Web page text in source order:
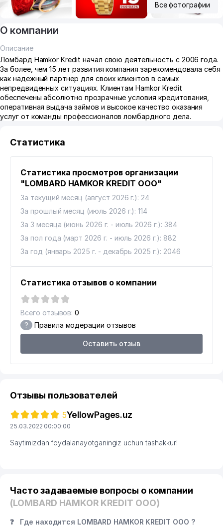
Все фотографии
О компании
Описание
Ломбард Hamkor Kredit начал свою деятельность с 2006 года.
За более, чем 15 лет развития компания зарекомендовала себя
как надежный партнер для своих клиентов в самых
непредвиденных ситуациях. Клиентам Hamkor Kredit
обеспечены абсолютно прозрачные условия кредитования,
оперативная выдача займов и высокое качество оказания
услуг от команды профессионалов ломбардного дела.
Статистика
Статистика просмотров организации
"LOMBARD HAMKOR KREDIT ООО"
За текущий месяц (август 2026 г.): 24
За прошлый месяц (июль 2026 г.): 114
За 3 месяца (июнь 2026 г. - июль 2026 г.): 384
За пол года (март 2026 г. - июль 2026 г.): 882
За год (январь 2025 г. - декабрь 2025 г.): 2046
Статистика отзывов о компании
Всего отзывов: 0
? Правила модерации отзывов
Оставить отзыв
Отзывы пользователей
5YellowPages.uz
25.03.2022 00:00:00
Saytimizdan foydalanayotganingiz uchun tashakkur!
Часто задаваемые вопросы о компании
(LOMBARD HAMKOR KREDIT ООО)
❓ Где находится LOMBARD HAMKOR KREDIT ООО ?